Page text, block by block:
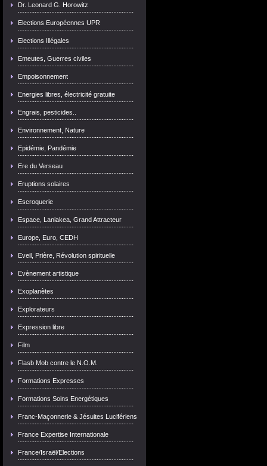
Dr. Leonard G. Horowitz
Elections Européennes UPR
Elections Illégales
Emeutes, Guerres civiles
Empoisonnement
Energies libres, électricité gratuite
Engrais, pesticides..
Environnement, Nature
Epidémie, Pandémie
Ere du Verseau
Eruptions solaires
Escroquerie
Espace, Laniakea, Grand Attracteur
Europe, Euro, CEDH
Eveil, Prière, Révolution spirituelle
Evènement artistique
Exoplanètes
Explorateurs
Expression libre
Film
Flasb Mob contre le N.O.M.
Formations Expresses
Formations Soins Energétiques
Franc-Maçonnerie & Jésuites Lucifériens
France Expertise Internationale
France/Israël/Elections